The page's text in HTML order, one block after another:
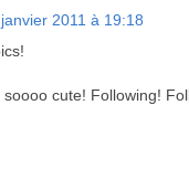
2011 à 19:18
soooo cute! Following!